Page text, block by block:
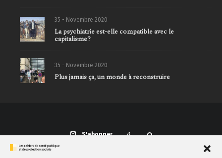
35 - Novembre 2020
La psychiatrie est-elle compatible avec le
capitalisme?
35 - Novembre 2020
Plus jamais ça, un monde à reconstruire
S'abonner